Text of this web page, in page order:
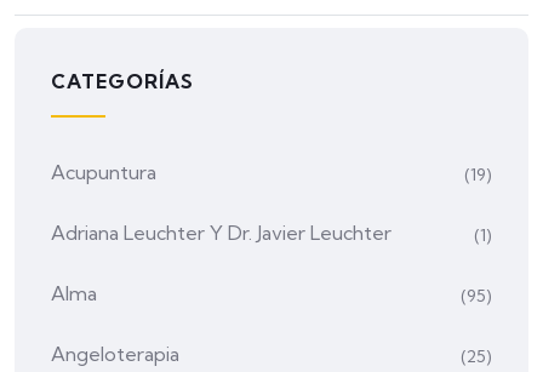
CATEGORÍAS
Acupuntura (19)
Adriana Leuchter Y Dr. Javier Leuchter (1)
Alma (95)
Angeloterapia (25)